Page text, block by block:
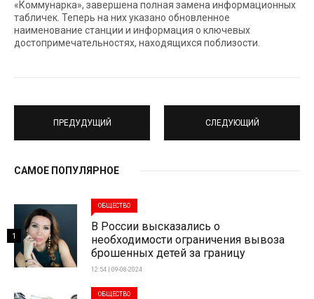
«Коммунарка», завершена полная замена информационных
табличек. Теперь на них указано обновленное
наименование станции и информация о ключевых
достопримечательностях, находящихся поблизости.
ПРЕДУДУЩИЙ СЛЕДУЮЩИЙ
САМОЕ ПОПУЛЯРНОЕ
ОБЩЕСТВО
В России высказались о
необходимости ограничения вывоза
брошенных детей за границу
12:54 | 09-08-2024
1
ОБЩЕСТВО